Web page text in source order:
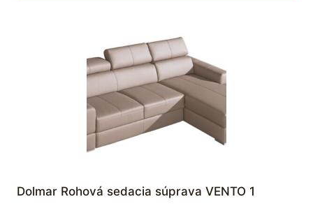
Dolmar Rohová sedacia súprava VENTO 1